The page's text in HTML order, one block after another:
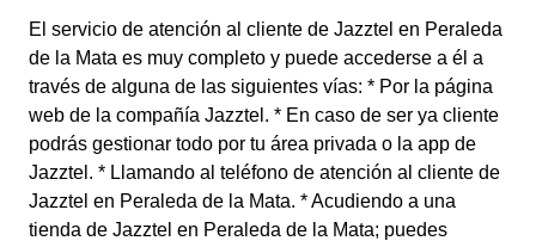
El servicio de atención al cliente de Jazztel en Peraleda
de la Mata es muy completo y puede accederse a él a
través de alguna de las siguientes vías: * Por la página
web de la compañía Jazztel. * En caso de ser ya cliente
podrás gestionar todo por tu área privada o la app de
Jazztel. * Llamando al teléfono de atención al cliente de
Jazztel en Peraleda de la Mata. * Acudiendo a una
tienda de Jazztel en Peraleda de la Mata; puedes